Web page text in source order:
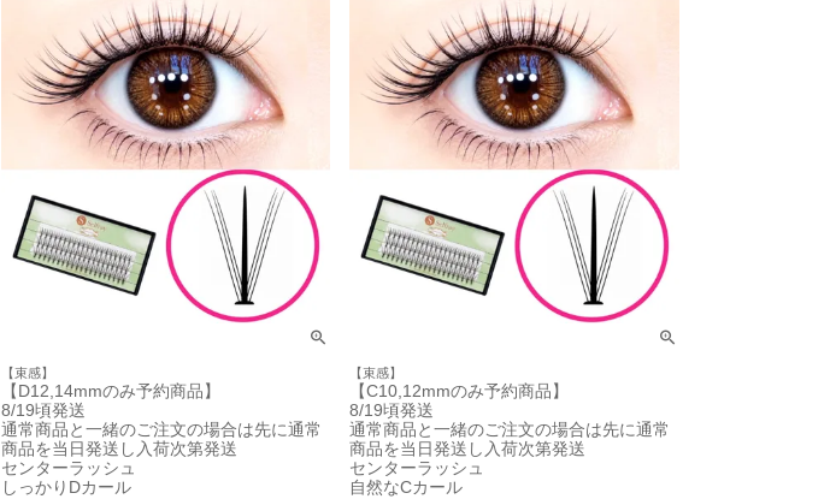
【束感】
【D12,14mmのみ予約商品】
8/19頃発送
通常商品と一緒のご注文の場合は先に通常
商品を当日発送し入荷次第発送
センターラッシュ
しっかりDカール
【束感】
【C10,12mmのみ予約商品】
8/19頃発送
通常商品と一緒のご注文の場合は先に通常
商品を当日発送し入荷次第発送
センターラッシュ
自然なCカール